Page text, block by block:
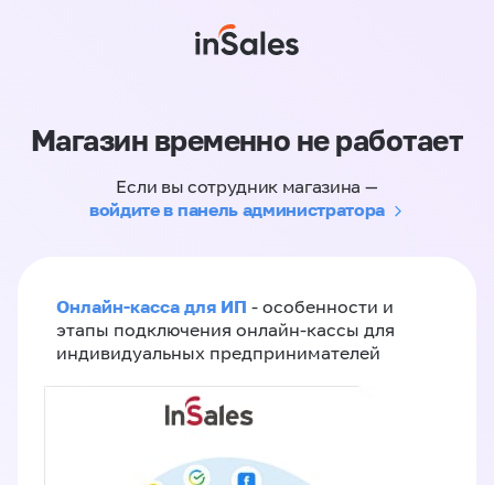
Магазин временно не работает
Если вы сотрудник магазина —
войдите в панель администратора
Онлайн-касса для ИП - особенности и
этапы подключения онлайн-кассы для
индивидуальных предпринимателей